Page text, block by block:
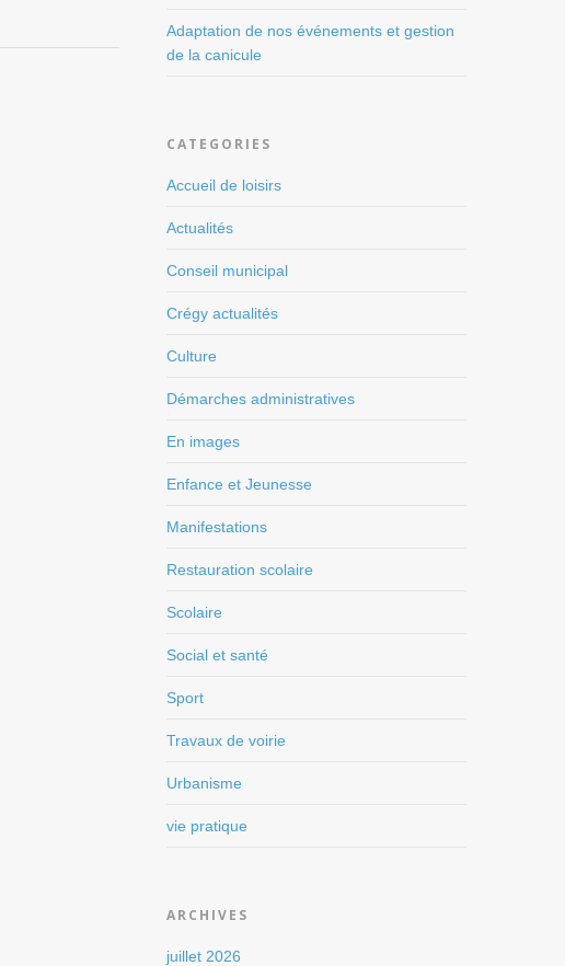
Adaptation de nos événements et gestion
de la canicule
CATEGORIES
Accueil de loisirs
Actualités
Conseil municipal
Crégy actualités
Culture
Démarches administratives
En images
Enfance et Jeunesse
Manifestations
Restauration scolaire
Scolaire
Social et santé
Sport
Travaux de voirie
Urbanisme
vie pratique
ARCHIVES
juillet 2026